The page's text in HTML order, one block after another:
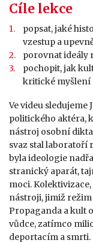
Cíle lekce
popsat, jaké
vzestup a
porovnat ideály
pochopit, jak
kritické myšlení
Ve videu sledujeme
politického aktéra,
nástroj osobní
svaz stal laboratoří
byla ideologie
stranický aparát,
moci.
nástroji, jimiž
Propaganda a kult
vůdce, zatímco
deportacím a smrti.